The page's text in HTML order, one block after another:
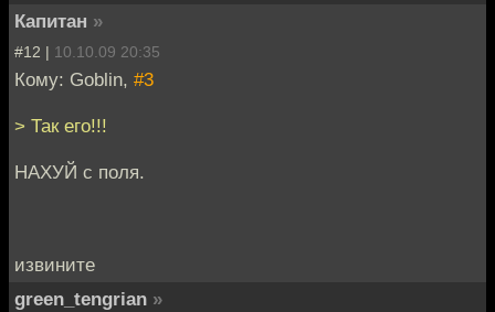
Капитан »
#12 | 10.10.09 20:35
Кому: Goblin, #3
> Так его!!!
НАХУЙ с поля.
извините
green_tengrian »